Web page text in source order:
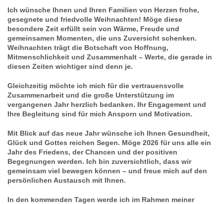
Ich wünsche Ihnen und Ihren Familien von Herzen frohe,
gesegnete und friedvolle Weihnachten! Möge diese
besondere Zeit erfüllt sein von Wärme, Freude und
gemeinsamen Momenten, die uns Zuversicht schenken.
Weihnachten trägt die Botschaft von Hoffnung,
Mitmenschlichkeit und Zusammenhalt – Werte, die gerade in
diesen Zeiten wichtiger sind denn je.
Gleichzeitig möchte ich mich für die vertrauensvolle
Zusammenarbeit und die große Unterstützung im
vergangenen Jahr herzlich bedanken. Ihr Engagement und
Ihre Begleitung sind für mich Ansporn und Motivation.
Mit Blick auf das neue Jahr wünsche ich Ihnen Gesundheit,
Glück und Gottes reichen Segen. Möge 2026 für uns alle ein
Jahr des Friedens, der Chancen und der positiven
Begegnungen werden. Ich bin zuversichtlich, dass wir
gemeinsam viel bewegen können – und freue mich auf den
persönlichen Austausch mit Ihnen.
In den kommenden Tagen werde ich im Rahmen meiner